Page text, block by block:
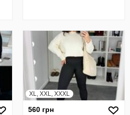
XL, XXL, XXXL
560 грн